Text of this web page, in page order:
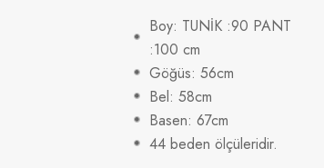
Boy: TUNİK :90 PANT
:100 cm
Göğüs: 56cm
Bel: 58cm
Basen: 67cm
44 beden ölçüleridir.